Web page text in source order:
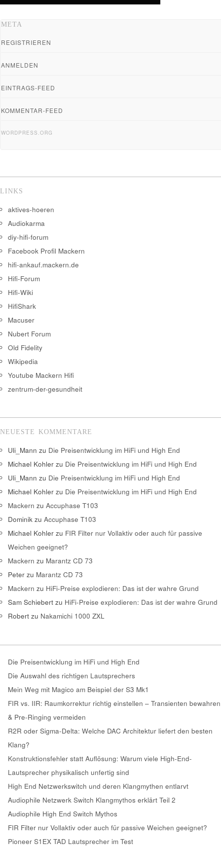
META
REGISTRIEREN
ANMELDEN
EINTRAGS-FEED
KOMMENTAR-FEED
WORDPRESS.ORG
LINKS
aktives-hoeren
Audiokarma
diy-hifi-forum
Facebook Profil Mackern
hifi-ankauf.mackern.de
Hifi-Forum
Hifi-Wiki
HifiShark
Macuser
Nubert Forum
Old Fidelity
Wikipedia
Youtube Mackern Hifi
zentrum-der-gesundheit
NEUESTE KOMMENTARE
Uli_Mann zu Die Preisentwicklung im HiFi und High End
Michael Kohler zu Die Preisentwicklung im HiFi und High End
Uli_Mann zu Die Preisentwicklung im HiFi und High End
Michael Kohler zu Die Preisentwicklung im HiFi und High End
Mackern zu Accuphase T103
Dominik zu Accuphase T103
Michael Kohler zu FIR Filter nur Vollaktiv oder auch für passive
Weichen geeignet?
Mackern zu Marantz CD 73
Peter zu Marantz CD 73
Mackern zu HiFi-Preise explodieren: Das ist der wahre Grund
Sam Schiebert zu HiFi-Preise explodieren: Das ist der wahre Grund
Robert zu Nakamichi 1000 ZXL
Die Preisentwicklung im HiFi und High End
Die Auswahl des richtigen Lautsprechers
Mein Weg mit Magico am Beispiel der S3 Mk1
FIR vs. IIR: Raumkorrektur richtig einstellen – Transienten bewahren
& Pre-Ringing vermeiden
R2R oder Sigma-Delta: Welche DAC Architektur liefert den besten
Klang?
Konstruktionsfehler statt Auflösung: Warum viele High-End-
Lautsprecher physikalisch unfertig sind
High End Netzwerkswitch und deren Klangmythen entlarvt
Audiophile Netzwerk Switch Klangmythos erklärt Teil 2
Audiophile High End Switch Mythos
FIR Filter nur Vollaktiv oder auch für passive Weichen geeignet?
Pioneer S1EX TAD Lautsprecher im Test